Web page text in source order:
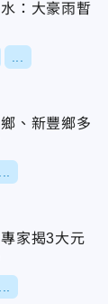
：大豪雨暫
、新豐鄉多
家揭3大元